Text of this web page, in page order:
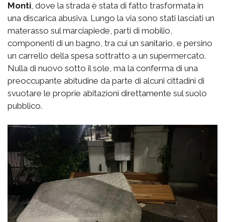
Monti, dove la strada è stata di fatto trasformata in
una discarica abusiva. Lungo la via sono stati lasciati un
materasso sul marciapiede, parti di mobilio,
componenti di un bagno, tra cui un sanitario, e persino
un carrello della spesa sottratto a un supermercato.
Nulla di nuovo sotto il sole, ma la conferma di una
preoccupante abitudine da parte di alcuni cittadini di
svuotare le proprie abitazioni direttamente sul suolo
pubblico.